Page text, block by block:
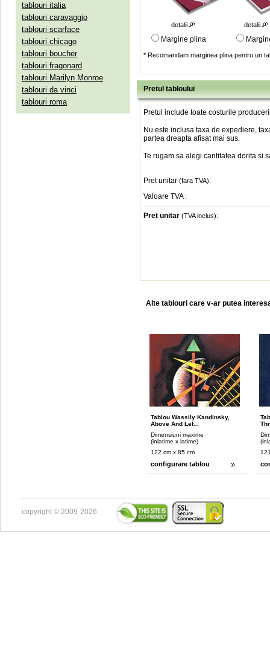
tablouri italia
tablouri caravaggio
tablouri scarface
tablouri chicago
tablouri boucher
tablouri fragonard
tablouri Marilyn Monroe
tablouri da vinci
tablouri roma
detalii detalii
Margine plina
* Recomandam marginea plina pentru un
Pretul tabloului
Pretul include toate costurile
Nu este inclusa taxa de expediere,
partea dreapta afisat mai sus.
Te rugam sa alegi cantitatea dorita si
Pret unitar (fara TVA):
Valoare TVA :
Pret unitar (TVA inclus):
Alte tablouri care v-ar putea
Tablou Wassily Kandinsky,
Above And Lef...
Dimensiuni maxime
(inlatime x latime)
122 cm x 85 cm
configurare tablou
copyright © 2009-2026